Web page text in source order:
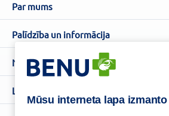
Mūsu interneta lapa
Par mums
Par BENU
Benu Blogs
Aptiekas
Palīdzība un informācija
BENU Aptieka kontakti
Piegāde
Biežāk uzdotie jautājumi
Noteikumi
Lietošanas noteikumi
Atteikuma tiesību veidlapa
Lojalitātes programma